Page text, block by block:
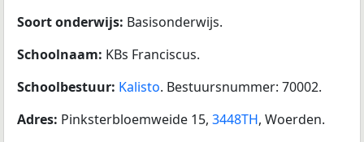
Soort onderwijs: Basisonderwijs.
Schoolnaam: KBs Franciscus.
Schoolbestuur: Kalisto. Bestuursnummer: 70002.
Adres: Pinksterbloemweide 15, 3448TH, Woerden.